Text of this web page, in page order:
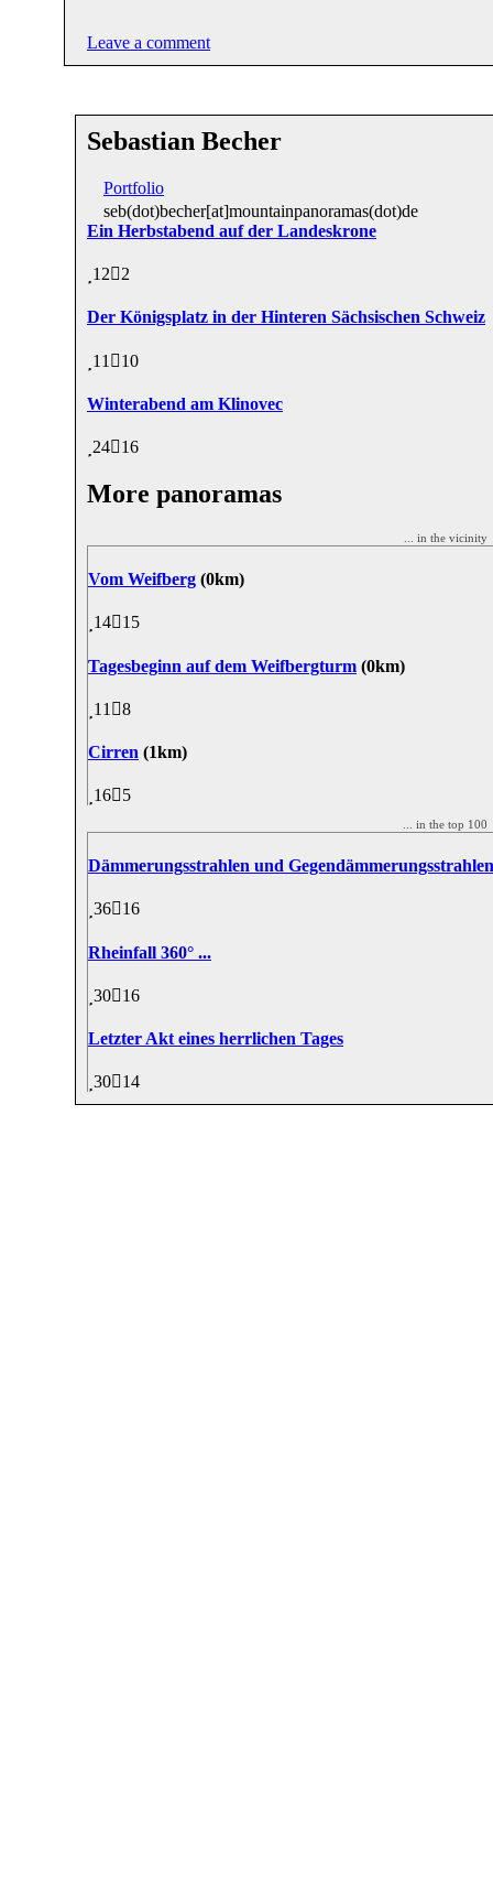
Leave a comment
Sebastian Becher
Portfolio
seb(dot)becher[at]mountainpanoramas(dot)de
Ein Herbstabend auf der Landeskrone
12 2
Der Königsplatz in der Hinteren Sächsischen Schweiz
11 10
Winterabend am Klinovec
24 16
More panoramas
... in the vicinity
Vom Weifberg (0km)
14 15
Tagesbeginn auf dem Weifbergturm (0km)
11 8
Cirren (1km)
16 5
... in the top 100
Dämmerungsstrahlen und Gegendämmerungsstrahlen
36 16
Rheinfall 360° ...
30 16
Letzter Akt eines herrlichen Tages
30 14